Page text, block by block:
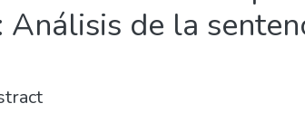
de la